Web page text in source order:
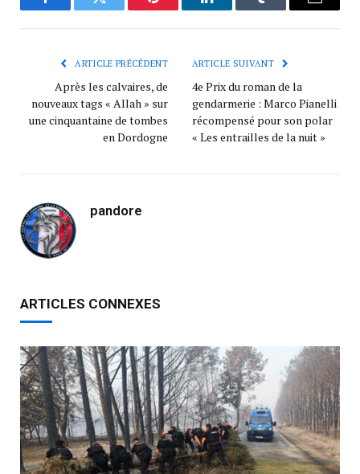
FacebookTwitter Pinterest LinkedInTumblr
ARTICLE PRÉCÉDENT
Après les calvaires, de
nouveaux tags « Allah » sur
une cinquantaine de tombes
en Dordogne
ARTICLE SUIVANT
4e Prix du roman de la
gendarmerie : Marco Pianelli
récompensé pour son polar
« Les entrailles de la nuit »
pandore
ARTICLES CONNEXES